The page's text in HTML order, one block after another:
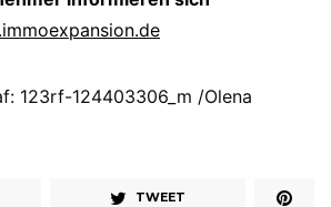
123rf-124403306_m /Olena
TWEET